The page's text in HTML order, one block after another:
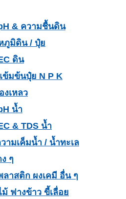
& ความชื้นดิน
ภูมิดิน / ปุ๋ย
ดิน
ข้มข้นปุ๋ย N P K
เหลว
น้ำ
& TDS น้ำ
ามเค็มน้ำ / น้ำทะเล
ๆ
าสติก ผงเคมี อื่น ๆ
ฟางข้าว ขี้เลื่อย